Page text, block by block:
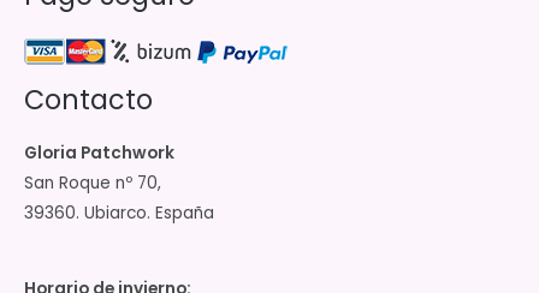
Contacto
Gloria Patchwork
San Roque nº 70,
39360. Ubiarco. España